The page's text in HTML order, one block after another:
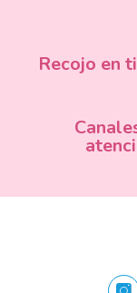
Recojo en